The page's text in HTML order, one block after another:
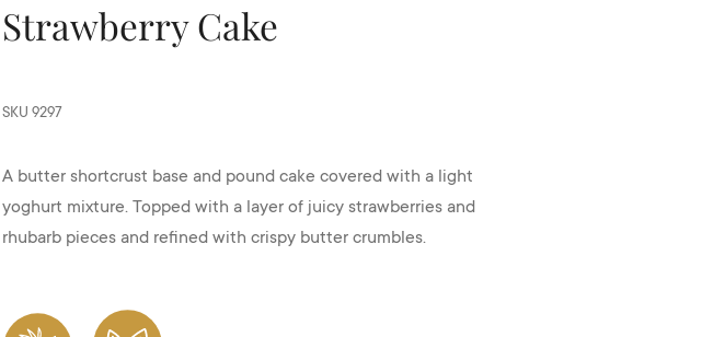
Strawberry Cake
SKU 9297
A butter shortcrust base and pound cake covered with a light
yoghurt mixture. Topped with a layer of juicy strawberries and
rhubarb pieces and refined with crispy butter crumbles.